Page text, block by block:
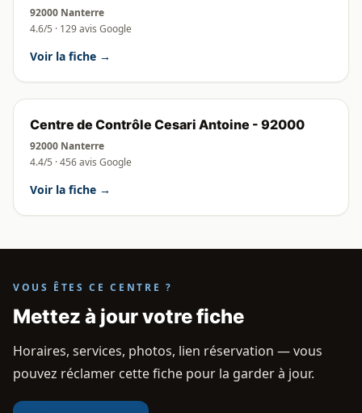
92000 Nanterre
4.6/5 · 129 avis Google
Voir la fiche →
Centre de Contrôle Cesari Antoine - 92000
92000 Nanterre
4.4/5 · 456 avis Google
Voir la fiche →
VOUS ÊTES CE CENTRE ?
Mettez à jour votre fiche
Horaires, services, photos, lien réservation — vous
pouvez réclamer cette fiche pour la garder à jour.